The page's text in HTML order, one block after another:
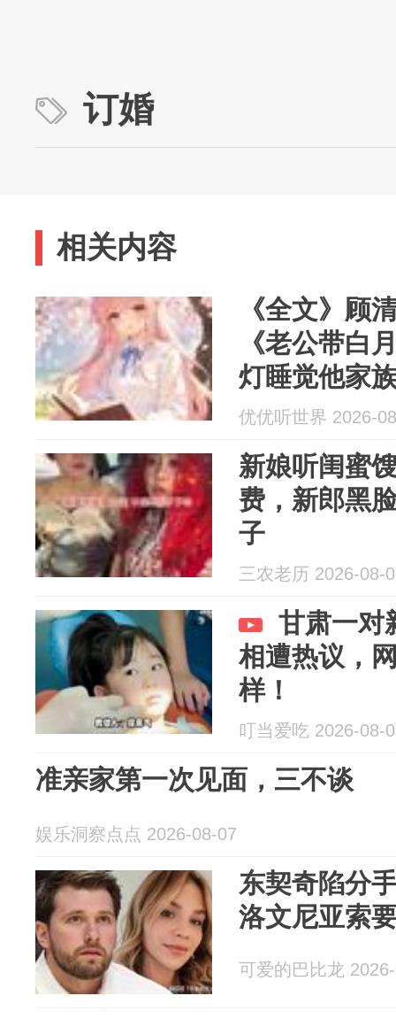
订婚
相关内容
《全文》顾
《老公带白
灯睡觉他家
优优听世界 2026-
新娘听闺蜜
费，新郎黑
子
三农老历 2026-08-
甘肃一对
相遭热议，
样！
叮当爱吃 2026-08-
准亲家第一次见面，三不谈
娱乐洞察点点 2026-08-07
东契奇陷分
洛文尼亚索
可爱的巴比龙